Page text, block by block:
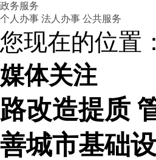
政务服务
个人办事 法人办事 公共服务
您现在的位置：
媒体关注
路改造提质
善城市基础